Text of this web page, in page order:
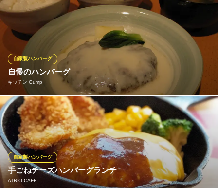
自慢のハンバーグ
キッチン Gump
自家製ハンバーグ
当店自慢のハンバーグは、ヨーグルトをたっぷり使用して作って
おりますので、他店とは違います。口当たり柔らかでとてもジュ
ーシーです。1つ1つ丹精込めてお作りしております。
キッチン Gump
洋食屋レストラン
大阪メトロ堺筋線堺筋本町駅16番出口 徒歩4分
大阪府大阪市中央区備後町2-4-10 1F
手ごねチーズハンバーグランチ
ATRIO CAFE
自家製ハンバーグ